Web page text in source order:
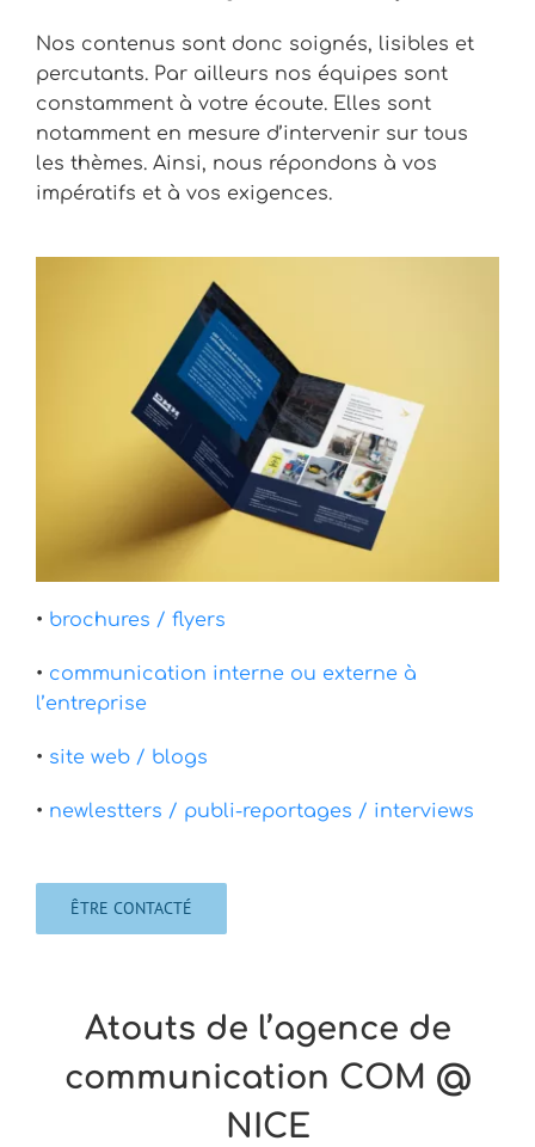
Nos contenus sont donc soignés, lisibles et
percutants. Par ailleurs nos équipes sont
constamment à votre écoute. Elles sont
notamment en mesure d’intervenir sur tous
les thèmes. Ainsi, nous répondons à vos
impératifs et à vos exigences.
• brochures / flyers
• communication interne ou externe à
l’entreprise
• site web / blogs
• newlestters / publi-reportages / interviews
ÊTRE CONTACTÉ
Atouts de l’agence de
communication COM @
NICE